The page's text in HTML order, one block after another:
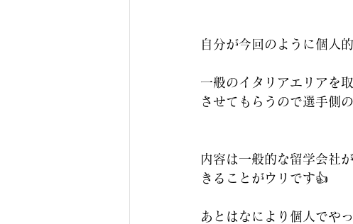
自分が今回のように個人
一般のイタリアエリアを
させてもらうので選手側
内容は一般的な留学会社
きることがウリです👍
あとはなにより個人でや